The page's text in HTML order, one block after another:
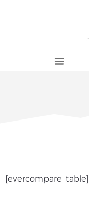
[evercompare_table]